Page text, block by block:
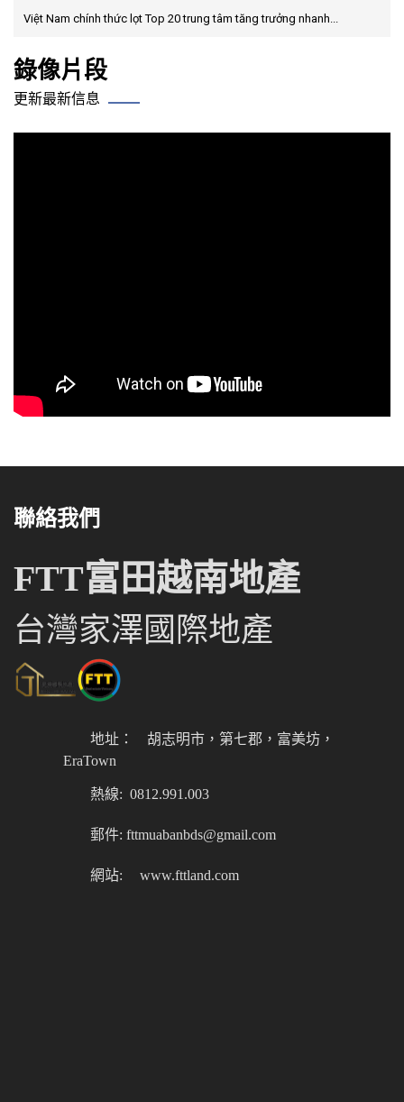
Việt Nam chính thức lọt Top 20 trung tâm tăng trưởng nhanh...
錄像片段
更新最新信息
聯絡我們
FTT富田越南地產
台灣家澤國際地產
地址：
胡志明市，第七郡，富美坊，
EraTown
熱線: 0812.991.003
郵件: fttmuabanbds@gmail.com
網站: www.fttland.com